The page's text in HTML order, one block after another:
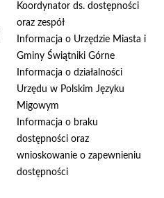
Koordynator ds. dostępności
oraz zespół
Informacja o Urzędzie Miasta i
Gminy Świątniki Górne
Informacja o działalności
Urzędu w Polskim Języku
Migowym
Informacja o braku
dostępności oraz
wnioskowanie o zapewnieniu
dostępności